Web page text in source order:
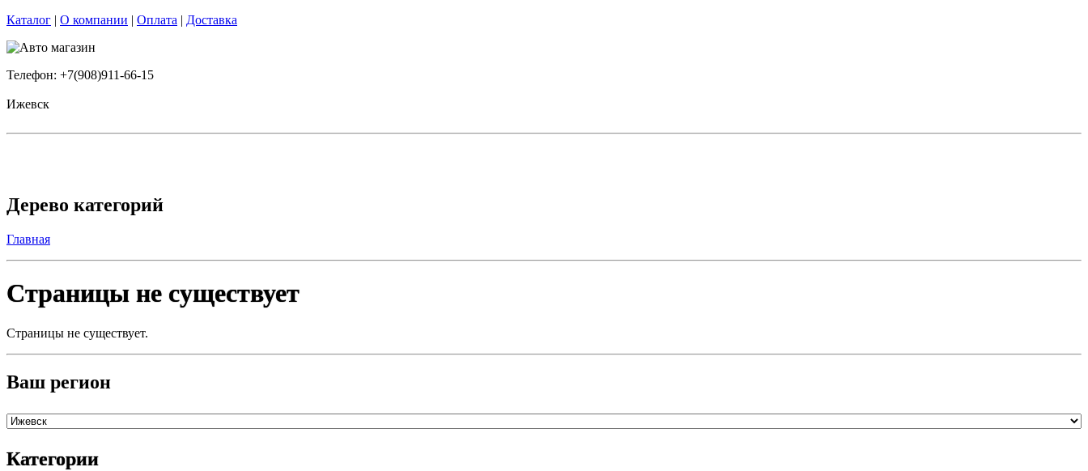
Каталог | О компании | Оплата | Доставка
Телефон: +7(908)911-66-15
Ижевск
Дерево категорий
Главная
Страницы не существует
Страницы не существует.
Ваш регион
Категории